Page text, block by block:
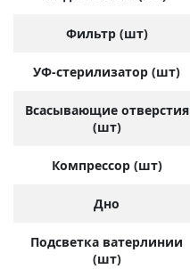
Фильтр (шт)
УФ-стерилизатор (шт)
Всасывающие отверстия
(шт)
Компрессор (шт)
Дно
Подсветка ватерлинии
(шт)